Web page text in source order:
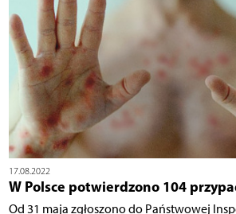
17.08.2022
W Polsce potwierdzono 104
Od 31 maja zgłoszono do Państwowej